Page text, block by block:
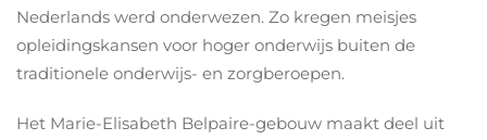
Nederlands werd onderwezen. Zo kregen meisjes
opleidingskansen voor hoger onderwijs buiten de
traditionele onderwijs- en zorgberoepen.
Het Marie-Elisabeth Belpaire-gebouw maakt deel uit